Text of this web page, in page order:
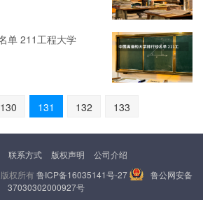
单 211工程大学
130 131 132 133
联系方式 版权声明
公司介绍
权所有鲁ICP备16035141号-27
鲁公网安备
37030302000927号